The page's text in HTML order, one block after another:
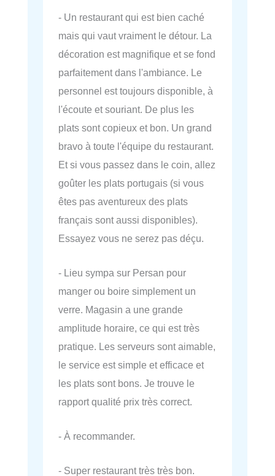
- Un restaurant qui est bien caché
mais qui vaut vraiment le détour. La
décoration est magnifique et se fond
parfaitement dans l'ambiance. Le
personnel est toujours disponible, à
l'écoute et souriant. De plus les
plats sont copieux et bon. Un grand
bravo à toute l'équipe du restaurant.
Et si vous passez dans le coin, allez
goûter les plats portugais (si vous
êtes pas aventureux des plats
français sont aussi disponibles).
Essayez vous ne serez pas déçu.
- Lieu sympa sur Persan pour
manger ou boire simplement un
verre. Magasin a une grande
amplitude horaire, ce qui est très
pratique. Les serveurs sont aimable,
le service est simple et efficace et
les plats sont bons. Je trouve le
rapport qualité prix très correct.
- À recommander.
- Super restaurant très très bon.